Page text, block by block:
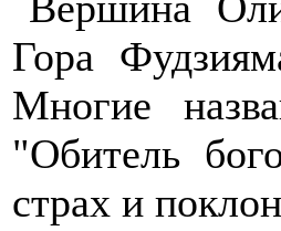
Гора
Многие
"Обитель
страх и